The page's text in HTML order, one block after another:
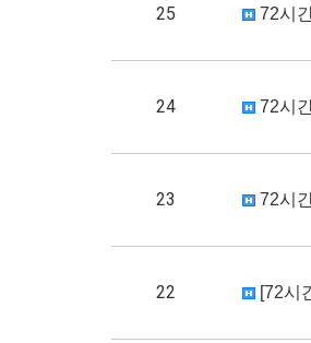
25 72시
24 72시
23 72시
22 [72시